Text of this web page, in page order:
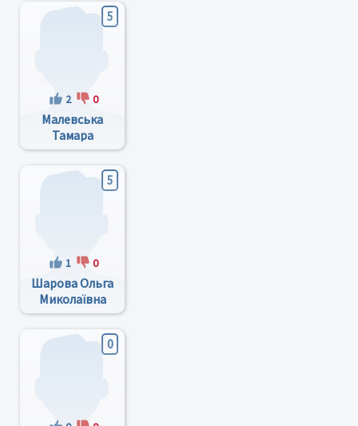
5
2 0
Малевська
Тамара
Павлівна
5
1 0
Шарова Ольга
Миколаївна
0